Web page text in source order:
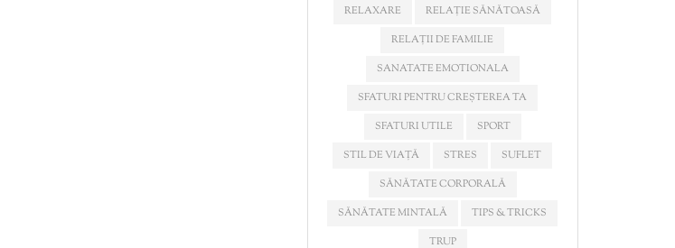
RELAXARE
RELAȚIE SĂNĂTOASĂ
RELAȚII DE FAMILIE
SANATATE EMOTIONALA
SFATURI PENTRU CREȘTEREA TA
SFATURI UTILE
SPORT
STIL DE VIAȚĂ
STRES
SUFLET
SĂNĂTATE CORPORALĂ
SĂNĂTATE MINTALĂ
TIPS & TRICKS
TRUP